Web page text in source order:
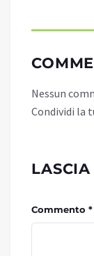
Nessun
Condividi la
Commento *